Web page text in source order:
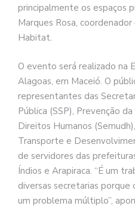
principalmente os espaços
Marques Rosa,
Habitat.
O evento será realizado na
Alagoas, em Maceió. O
representantes das
Pública (SSP), Prevenção
Direitos Humanos
Transporte e
de servidores das
Índios e Arapiraca. “É um
diversas secretarias
um problema múltiplo”,